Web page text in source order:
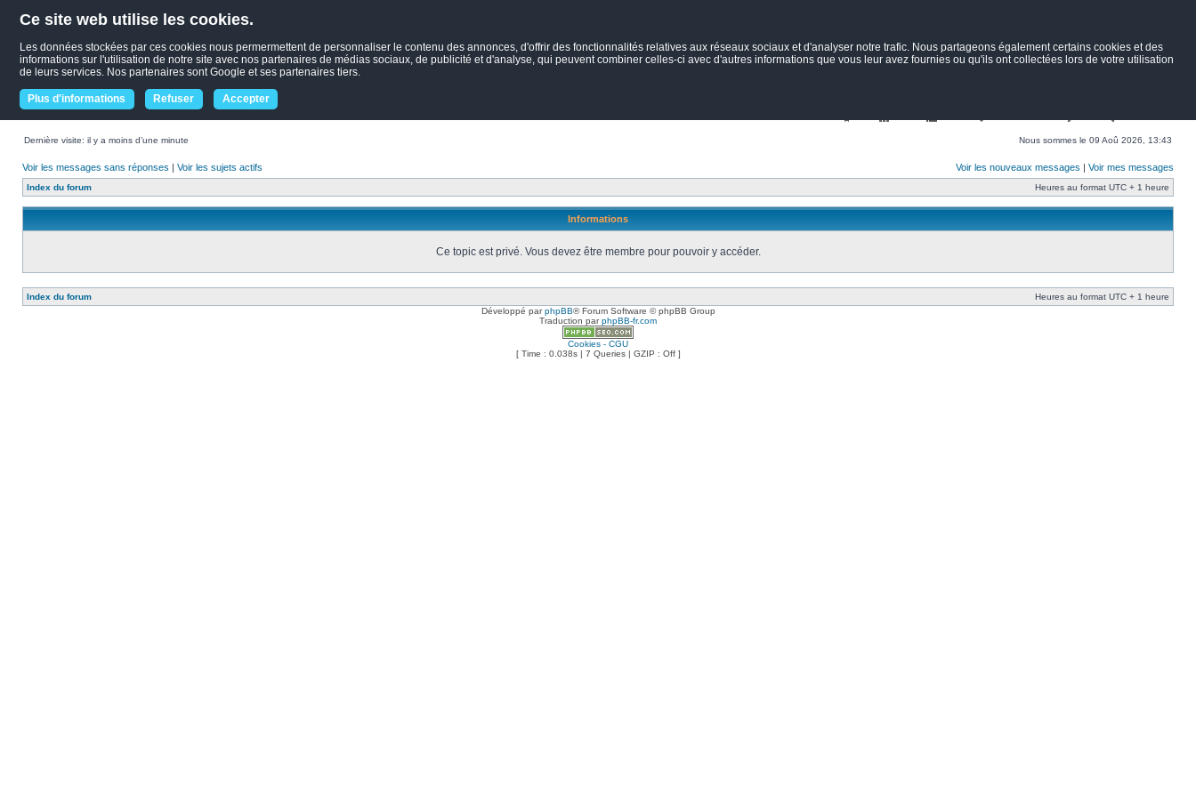
Ce site web utilise les cookies.
Les données stockées par ces cookies nous permermettent de personnaliser le contenu des annonces, d'offrir des fonctionnalités relatives aux réseaux sociaux et d'analyser notre trafic. Nous partageons également certains cookies et des
informations sur l'utilisation de notre site avec nos partenaires de médias sociaux, de publicité et d'analyse, qui peuvent combiner celles-ci avec d'autres informations que vous leur avez fournies ou qu'ils ont collectées lors de votre utilisation
de leurs services. Nos partenaires sont Google et ses partenaires tiers.
Plus d'informations Refuser Accepter
Dernière visite: il y a moins d’une minute Nous sommes le 09 Aoû 2026, 13:43
Voir les messages sans réponses | Voir les sujets actifs Voir les nouveaux messages | Voir mes messages
Index du forum Heures au format UTC + 1 heure
Informations
Ce topic est privé. Vous devez être membre pour pouvoir y accéder.
Index du forum
Heures au format UTC + 1 heure
Développé parphpBB® Forum Software © phpBB Group
Traduction parphpBB-fr.com
Cookies - CGU
[ Time : 0.038s | 7 Queries | GZIP : Off ]